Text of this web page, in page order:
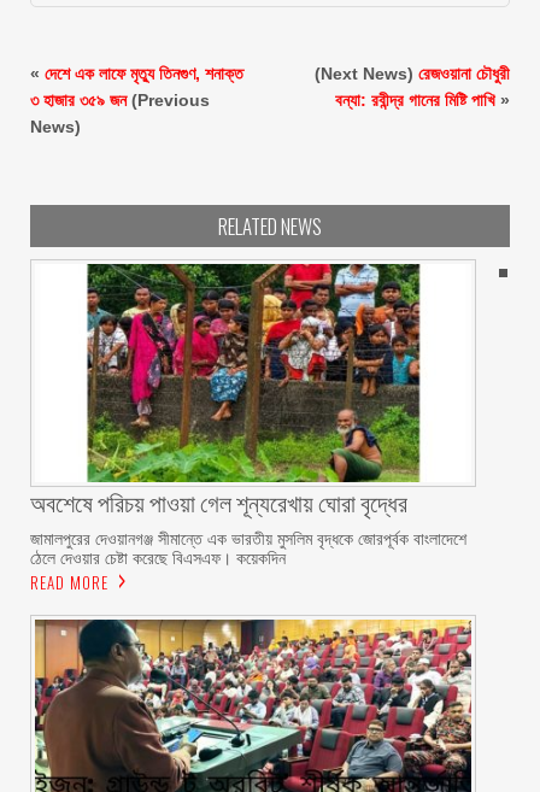
« দেশে এক লাফে মৃত্যু তিনগুণ, শনাক্ত
৩ হাজার ৩৫৯ জন(Previous
News)
(Next News) রেজওয়ানা চৌধুরী
বন্যা: রবীন্দ্র গানের মিষ্টি পাখি »
RELATED NEWS
অবশেষে পরিচয় পাওয়া গেল শূন্যরেখায় ঘোরা বৃদ্ধের
জামালপুরের দেওয়ানগঞ্জ সীমান্তে এক ভারতীয় মুসলিম বৃদ্ধকে জোরপূর্বক বাংলাদেশে
ঠেলে দেওয়ার চেষ্টা করেছে বিএসএফ। কয়েকদিন
READ MORE